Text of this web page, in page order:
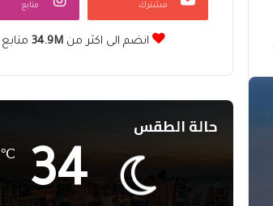
مشترك متابع
انضم الى اكثر من34.9M متابع
حالة الطقس
34
℃